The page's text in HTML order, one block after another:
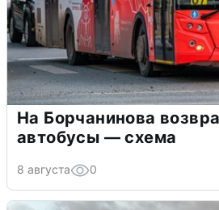
На Борчанинова
автобусы — схема
8 августа 0